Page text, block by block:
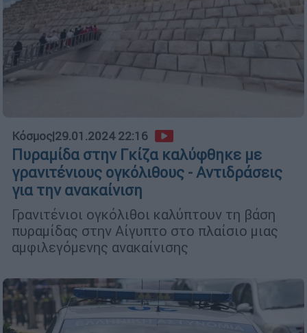
Κόσμος|29.01.2024 22:16
Πυραμίδα στην Γκίζα καλύφθηκε με
γρανιτένιους ογκόλιθους - Αντιδράσεις
για την ανακαίνιση
Γρανιτένιοι ογκόλιθοι καλύπτουν τη βάση
πυραμίδας στην Αίγυπτο στo πλαίσιo μιας
αμφιλεγόμενης ανακαίνισης